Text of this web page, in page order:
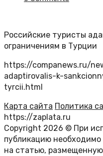
Российские туристы
ограничениям в Турции
https://companews.ru/
adaptirovalis-k-
tyrcii.html
Карта сайта Политика
https://zaplata.ru
Copyright 2026 © При
публикацию
на статью,